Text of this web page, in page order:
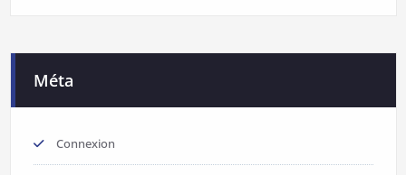
Méta
Connexion